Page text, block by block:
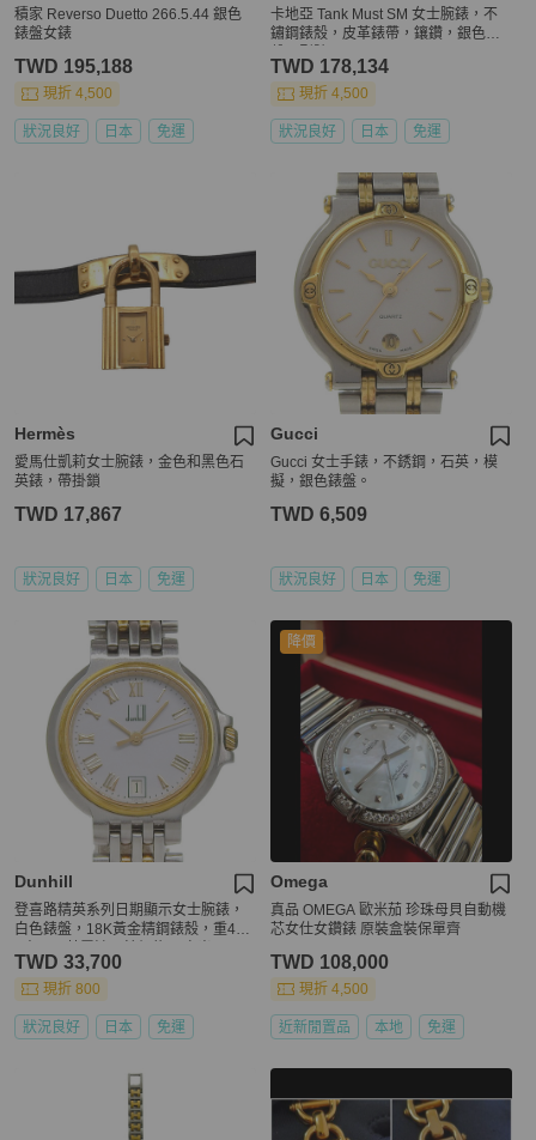
積家 Reverso Duetto 266.5.44 銀色
錶盤女錶
TWD 195,188
現折 4,500
狀況良好 日本 免運
卡地亞 Tank Must SM 女士腕錶，不
鏽鋼錶殼，皮革錶帶，鑲鑽，銀色錶
TWD 178,134
現折 4,500
狀況良好 日本 免運
Hermès
愛馬仕凱莉女士腕錶，金色和黑色石
英錶，帶掛鎖
TWD 17,867
狀況良好 日本 免運
Gucci
Gucci 女士手錶，不銹鋼，石英，模
擬，銀色錶盤。
TWD 6,509
狀況良好 日本 免運
Dunhill
登喜路精英系列日期顯示女士腕錶，
白色錶盤，18K黃金精鋼錶殼，重40.
TWD 33,700
現折 800
狀況良好 日本 免運
降價
Omega
真品 OMEGA 歐米茄 珍珠母貝自動機
芯女仕女鑽錶 原裝盒裝保單齊
TWD 108,000
現折 4,500
近新閒置品 本地 免運